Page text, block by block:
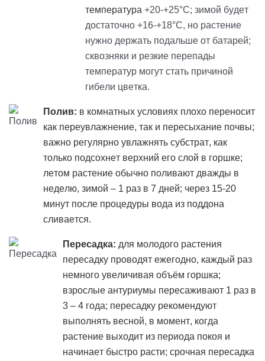
температура +20-+25°C; зимой будет
достаточно +16-+18°C, но растение
нужно держать подальше от батарей;
сквозняки и резкие перепады
температур могут стать причиной
гибели цветка.
Полив: в комнатных условиях плохо переносит
как переувлажнение, так и пересыхание почвы;
важно регулярно увлажнять субстрат, как
только подсохнет верхний его слой в горшке;
летом растение обычно поливают дважды в
неделю, зимой – 1 раз в 7 дней; через 15-20
минут после процедуры вода из поддона
сливается.
Пересадка: для молодого растения
пересадку проводят ежегодно, каждый раз
немного увеличивая объём горшка;
взрослые антуриумы пересаживают 1 раз в
3 – 4 года; пересадку рекомендуют
выполнять весной, в момент, когда
растение выходит из периода покоя и
начинает быстро расти; срочная пересадка